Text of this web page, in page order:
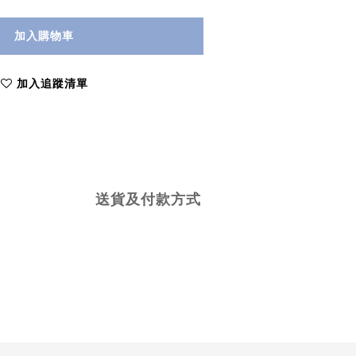
加入購物車
加入追蹤清單
送貨及付款方式